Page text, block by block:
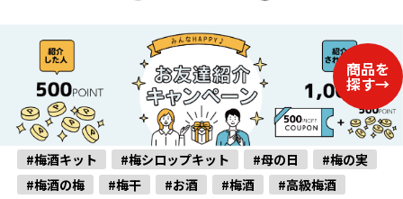
#梅酒キット #梅シロップキット #母の日
#梅の実
#梅酒の梅
#梅干 #お酒 #梅酒
#高級梅酒